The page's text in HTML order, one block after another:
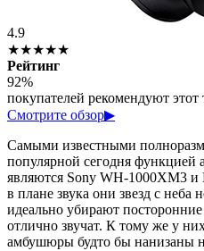
4.9
★★★★★
Рейтинг
92%
покупателей рекомендуют этот
Смотрите обзор▶
Самыми известными
популярной сегодня функцией
являются Sony WH-1000XM3
в плане звука они звезд с неба
идеально убирают
отлично звучат. К тому же у
амбушюры будто бы нанизаны